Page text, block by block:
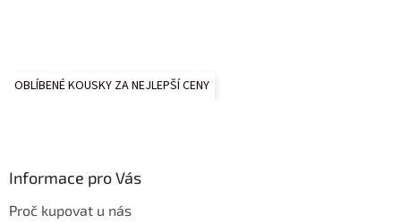
OBLÍBENÉ KOUSKY ZA NEJLEPŠÍ CENY
Informace pro Vás
Proč kupovat u nás